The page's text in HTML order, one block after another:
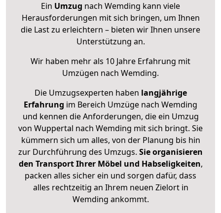
Ein Umzug nach Wemding kann viele
Herausforderungen mit sich bringen, um Ihnen
die Last zu erleichtern – bieten wir Ihnen unsere
Unterstützung an.
Wir haben mehr als 10 Jahre Erfahrung mit
Umzügen nach Wemding.
Die Umzugsexperten haben langjährige
Erfahrung im Bereich Umzüge nach Wemding
und kennen die Anforderungen, die ein Umzug
von Wuppertal nach Wemding mit sich bringt. Sie
kümmern sich um alles, von der Planung bis hin
zur Durchführung des Umzugs. Sie organisieren
den Transport Ihrer Möbel und Habseligkeiten,
packen alles sicher ein und sorgen dafür, dass
alles rechtzeitig an Ihrem neuen Zielort in
Wemding ankommt.